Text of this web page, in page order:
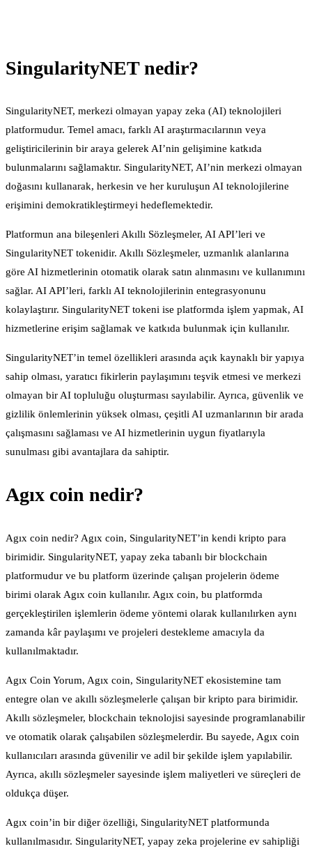
SingularityNET nedir?
SingularityNET, merkezi olmayan yapay zeka (AI) teknolojileri
platformudur. Temel amacı, farklı AI araştırmacılarının veya
geliştiricilerinin bir araya gelerek AI’nin gelişimine katkıda
bulunmalarını sağlamaktır. SingularityNET, AI’nin merkezi olmayan
doğasını kullanarak, herkesin ve her kuruluşun AI teknolojilerine
erişimini demokratikleştirmeyi hedeflemektedir.
Platformun ana bileşenleri Akıllı Sözleşmeler, AI API’leri ve
SingularityNET tokenidir. Akıllı Sözleşmeler, uzmanlık alanlarına
göre AI hizmetlerinin otomatik olarak satın alınmasını ve kullanımını
sağlar. AI API’leri, farklı AI teknolojilerinin entegrasyonunu
kolaylaştırır. SingularityNET tokeni ise platformda işlem yapmak, AI
hizmetlerine erişim sağlamak ve katkıda bulunmak için kullanılır.
SingularityNET’in temel özellikleri arasında açık kaynaklı bir yapıya
sahip olması, yaratıcı fikirlerin paylaşımını teşvik etmesi ve merkezi
olmayan bir AI topluluğu oluşturması sayılabilir. Ayrıca, güvenlik ve
gizlilik önlemlerinin yüksek olması, çeşitli AI uzmanlarının bir arada
çalışmasını sağlaması ve AI hizmetlerinin uygun fiyatlarıyla
sunulması gibi avantajlara da sahiptir.
Agıx coin nedir?
Agıx coin nedir? Agıx coin, SingularityNET’in kendi kripto para
birimidir. SingularityNET, yapay zeka tabanlı bir blockchain
platformudur ve bu platform üzerinde çalışan projelerin ödeme
birimi olarak Agıx coin kullanılır. Agıx coin, bu platformda
gerçekleştirilen işlemlerin ödeme yöntemi olarak kullanılırken aynı
zamanda kâr paylaşımı ve projeleri destekleme amacıyla da
kullanılmaktadır.
Agıx Coin Yorum, Agıx coin, SingularityNET ekosistemine tam
entegre olan ve akıllı sözleşmelerle çalışan bir kripto para birimidir.
Akıllı sözleşmeler, blockchain teknolojisi sayesinde programlanabilir
ve otomatik olarak çalışabilen sözleşmelerdir. Bu sayede, Agıx coin
kullanıcıları arasında güvenilir ve adil bir şekilde işlem yapılabilir.
Ayrıca, akıllı sözleşmeler sayesinde işlem maliyetleri ve süreçleri de
oldukça düşer.
Agıx coin’in bir diğer özelliği, SingularityNET platformunda
kullanılmasıdır. SingularityNET, yapay zeka projelerine ev sahipliği